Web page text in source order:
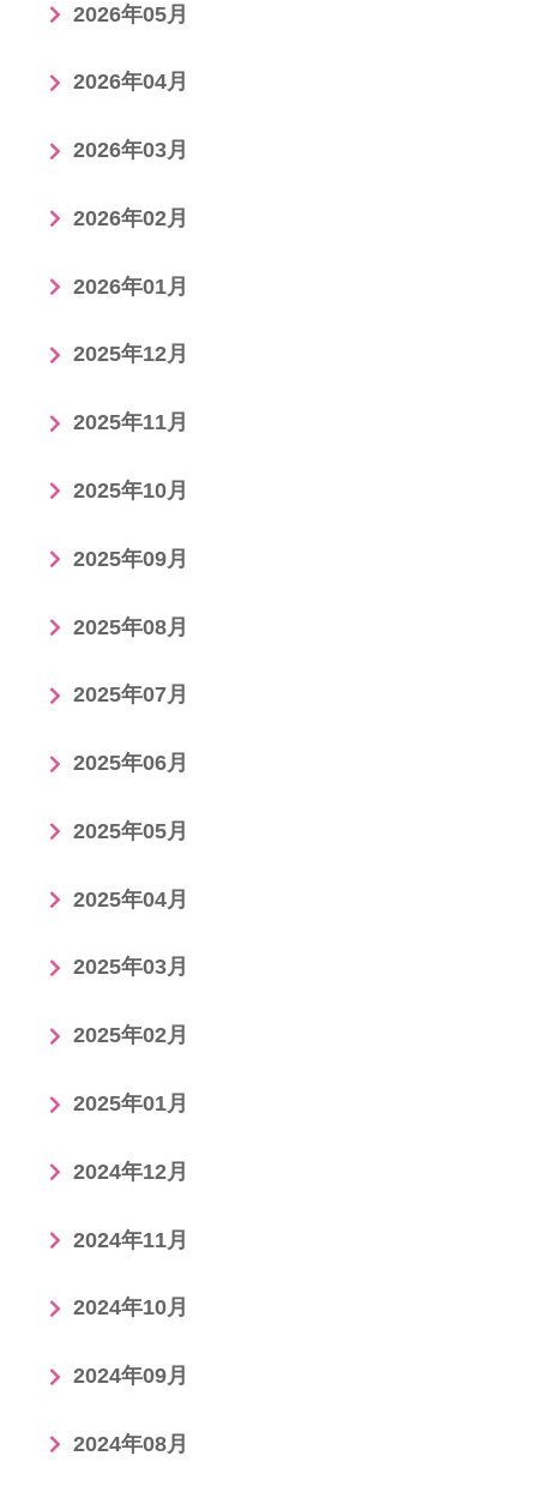
2026年05月
2026年04月
2026年03月
2026年02月
2026年01月
2025年12月
2025年11月
2025年10月
2025年09月
2025年08月
2025年07月
2025年06月
2025年05月
2025年04月
2025年03月
2025年02月
2025年01月
2024年12月
2024年11月
2024年10月
2024年09月
2024年08月